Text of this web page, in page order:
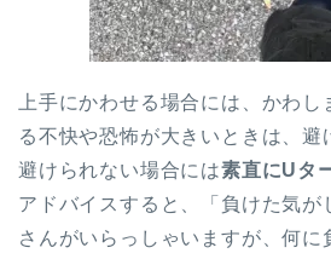
上手にかわせる場合には、かわ
る不快や恐怖が大きいときは、避
避けられない場合には素直にUタ
アドバイスすると、「負けた気が
さんがいらっしゃいますが、何に